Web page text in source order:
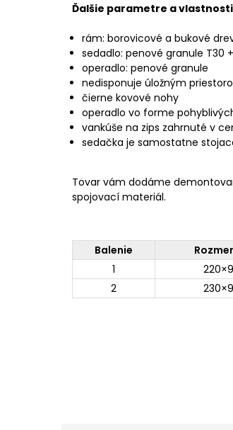
Ďalšie parametre a
rám: borovicové a bukové
sedadlo: penové granule T30
operadlo: penové granule
nedisponuje úložným
čierne kovové nohy
operadlo vo forme
vankúše na zips zahrnuté v
sedačka je samostatne
Tovar vám dodáme
spojovací materiál.
Balenie
1
2